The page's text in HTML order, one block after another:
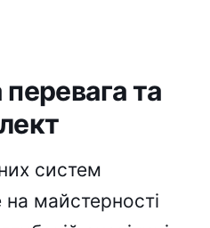
перевага та
систем
майстерності